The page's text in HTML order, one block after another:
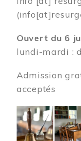
Ouvert du 6
lundi-mardi :
Admission
acceptés
Image